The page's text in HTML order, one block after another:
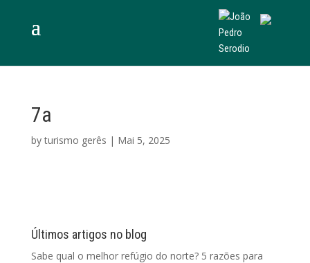
7a
byturismo gerês | Mai 5, 2025
Últimos artigos no blog
Sabe qual o melhor refúgio do norte? 5 razões para